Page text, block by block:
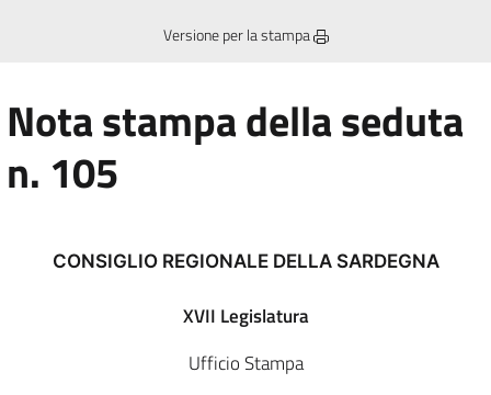
Versione per la stampa
Nota stampa della seduta
n. 105
CONSIGLIO REGIONALE DELLA SARDEGNA
XVII Legislatura
Ufficio Stampa